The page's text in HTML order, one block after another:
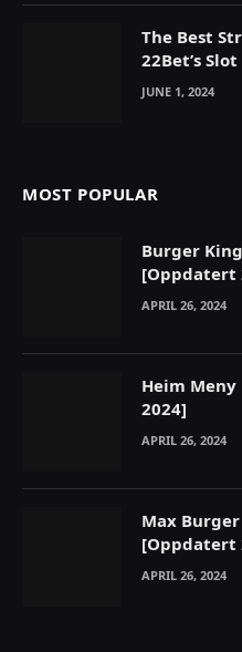
The Best
22Bet’s
JUNE 1, 2024
MOST POPULAR
Burger
[Oppdatert
APRIL 26, 2024
Heim
2024]
APRIL 26, 2024
Max
[Oppdatert
APRIL 26, 2024